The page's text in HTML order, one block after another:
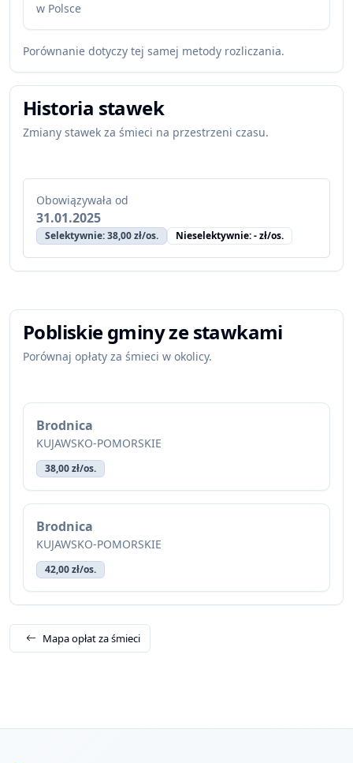
w Polsce
Porównanie dotyczy tej samej metody rozliczania.
Historia stawek
Zmiany stawek za śmieci na przestrzeni czasu.
Obowiązywała od
31.01.2025
Selektywnie: 38,00 zł/os. Nieselektywnie: - zł/os.
Pobliskie gminy ze stawkami
Porównaj opłaty za śmieci w okolicy.
Brodnica
KUJAWSKO-POMORSKIE
38,00 zł/os.
Brodnica
KUJAWSKO-POMORSKIE
42,00 zł/os.
Mapa opłat za śmieci